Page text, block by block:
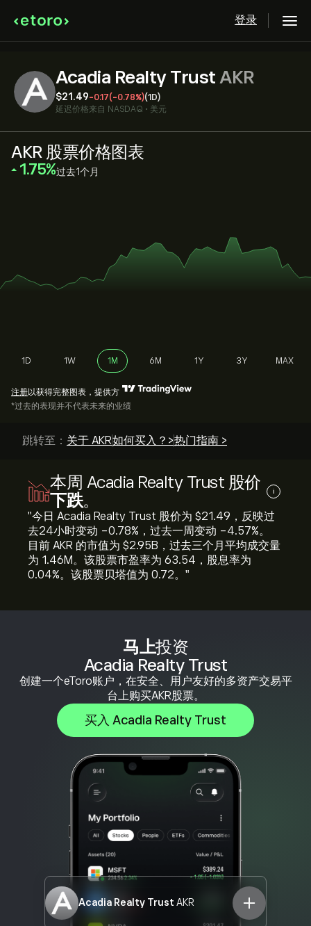
登录
Acadia Realty Trust AKR
‎$‎21.49-0.17(-0.78%)(1D)
延迟价格来自 NASDAQ • 美元
马上投资
Acadia Realty Trust
创建一个eToro账户，在安全、用户友好的多资产交易平
台上购买AKR股票。
买入 Acadia Realty Trust
Acadia Realty Trust AKR
AKR 股票价格图表
‎1.75‎ 过去1个月
1D 1W 1M 6M 1Y 3Y MAX
注册以获得完整图表，提供方
*过去的表现并不代表未来的业绩
跳转至： 关于 AKR如何买入？>热门指南 >
本周 Acadia Realty Trust 股价
下跌。 i
"今日 Acadia Realty Trust 股价为 ‎$‎21.49，反映过
去24小时变动 ‎-0.78‎%，过去一周变动 ‎-4.57‎%。
目前 AKR 的市值为 ‎$‎2.95B，过去三个月平均成交量
为 1.46M。该股票市盈率为 63.54，股息率为
0.04%。该股票贝塔值为 0.72。"